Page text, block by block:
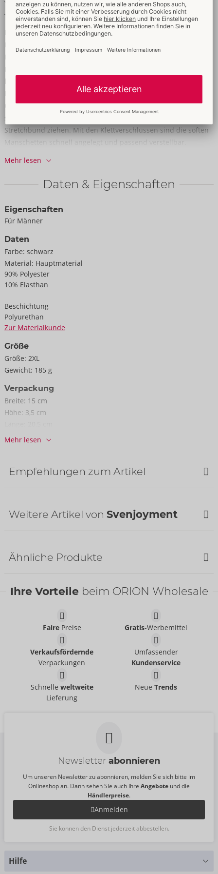
Weich & elastisch für hohen Tragekomfort
Pants mit Abenteuerlust & Fessel-Faktor!
Betonende Pants von Svenjoyment im coolen schwarzen
Mattlook. Aufregend po-frei und mit unterlegtem
Reißverschluss im Beutel. Rundum weich und elastisch für
hohen Tragekomfort. Als besonderes Extra sind 2
Fesselmanschetten inklusive – stylisch passend im Mattlook
und perfekt zur komfortablen Fixierung der Hände. Sie lassen
sich mühelos durch die Ringe hinten und seitlich am breiten
Stretchbund ziehen. Mit den Klettverschlüssen sind die soften
Manschetten schnell angelegt und passend verstellbar.
Mehr lesen
Daten & Eigenschaften
Eigenschaften
Für Männer
Daten
Farbe: schwarz
Material: Hauptmaterial
90% Polyester
10% Elasthan
Beschichtung
Polyurethan
Zur Materialkunde
Größe
Größe: 2XL
Gewicht: 185 g
Verpackung
Breite: 15 cm
Höhe: 3,5 cm
Informationen
Art.-Nr.:
21004101741
Barcode:
4024144686841 (EAN-13)
Zolltarifnummer: 61130090
Mehr lesen
Empfehlungen zum Artikel
Pants
49,95 €
Weitere Artikel von Svenjoyment
Svenjoyment- ORION Brand
21336871711
Svenjoyment- ORION Brand
21621301701
44,95 €
Ähnliche Produkte
Pants
- ORION Brand
Pants
Ihre Vorteile beim ORION Wholesale
FairePreise Gratis-Werbemittel
Verkaufsfördernde
Verpackungen
Umfassender
Kundenservice
Schnelle weltweite
Lieferung
NeueTrends
Newsletter abonnieren
Um unseren Newsletter zu abonnieren, melden Sie sich bitte im
Onlineshop an. Dann sehen Sie auch Ihre Angebote und die
Händlerpreise.
Anmelden
Sie können den Dienst jederzeit abbestellen.
Hilfe